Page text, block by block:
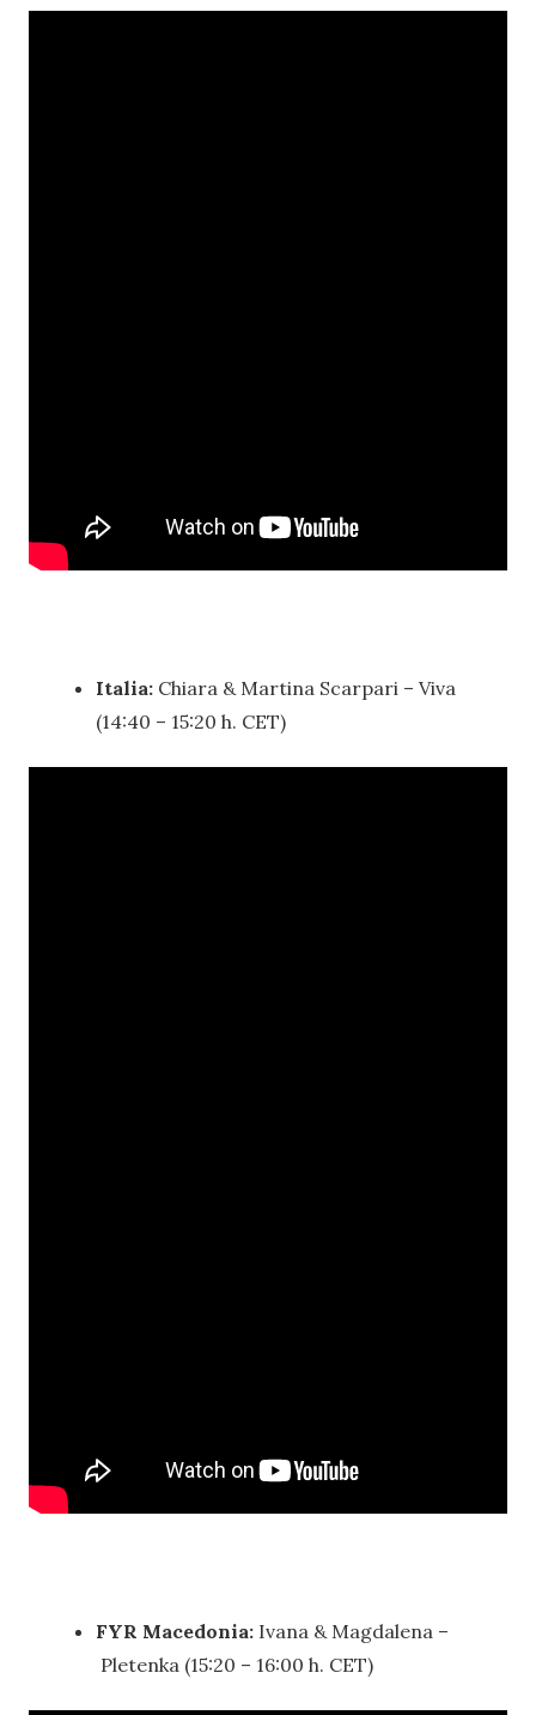
Italia: Chiara & Martina Scarpari – Viva
(14:40 – 15:20 h. CET)
FYR Macedonia: Ivana & Magdalena –
Pletenka (15:20 – 16:00 h. CET)